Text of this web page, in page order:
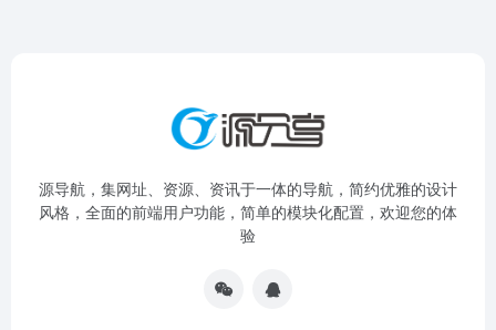
源导航，集网址、资源、资讯于一体的导航，简约优雅的设计
风格，全面的前端用户功能，简单的模块化配置，欢迎您的体
验